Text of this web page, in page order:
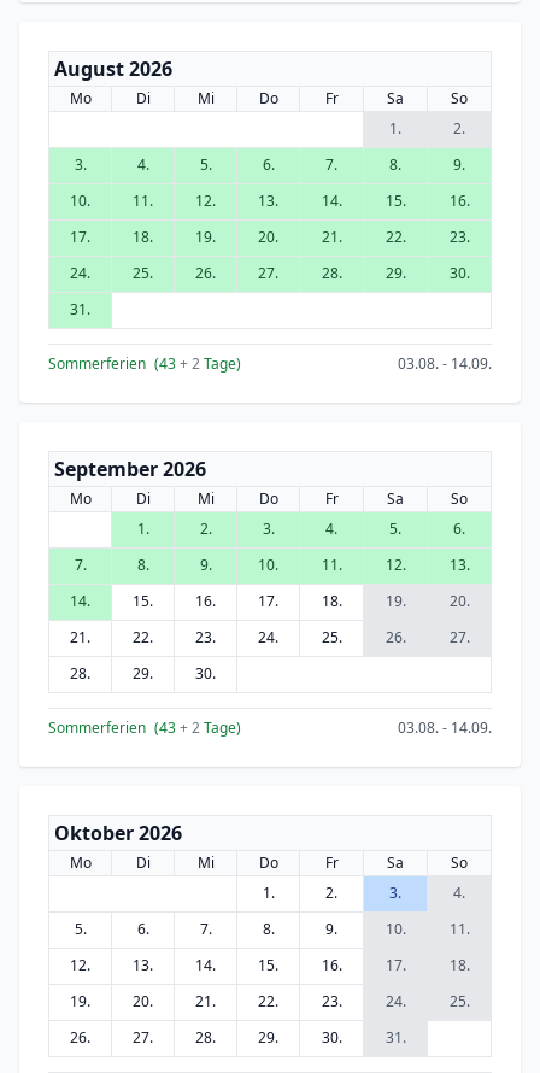
August 2026
Mo Di Mi Do Fr Sa
So
1.
2.
3.
4. 5. 6. 7. 8.
9.
10.
11. 12. 13. 14. 15.
16.
17.
18. 19. 20. 21. 22.
23.
24.
25. 26. 27. 28. 29.
30.
31.
Sommerferien (43+ 2Tage) 03.08. - 14.09.
September 2026
Mo Di Mi Do Fr Sa
So
1.
2. 3. 4. 5.
6.
7.
8. 9. 10. 11. 12.
13.
14.
15. 16. 17. 18. 19.
20.
21.
22. 23. 24. 25. 26.
27.
28.
29. 30.
Sommerferien (43+ 2Tage) 03.08. - 14.09.
Oktober 2026
Mo Di Mi Do Fr Sa
So
1.
2. 3.
4.
5.
6. 7. 8. 9. 10.
11.
12.
13. 14. 15. 16. 17.
18.
19.
20. 21. 22. 23. 24.
25.
26.
27. 28. 29. 30. 31.